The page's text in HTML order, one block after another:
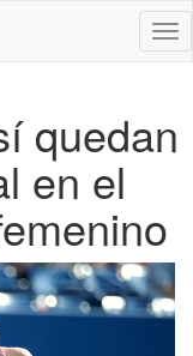
quedan
en el